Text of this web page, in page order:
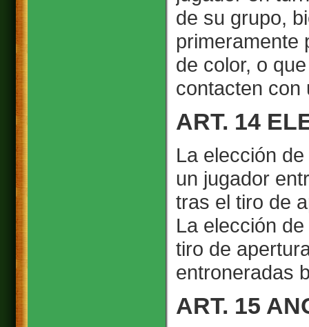
de su grupo,
primeramente
de color, o
contacten con
ART. 14
La elección
un jugador
tras el tiro de
La elección
tiro de
entroneradas
ART. 15